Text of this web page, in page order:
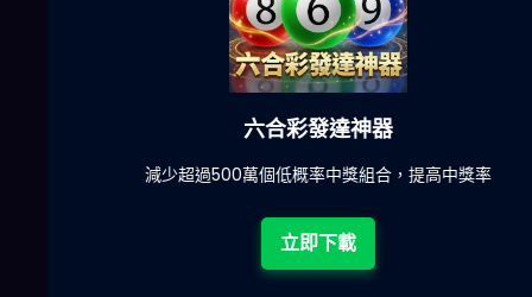
六合彩發達神器
減少超過500萬個低概率中獎組合，提高中獎率
立即下載